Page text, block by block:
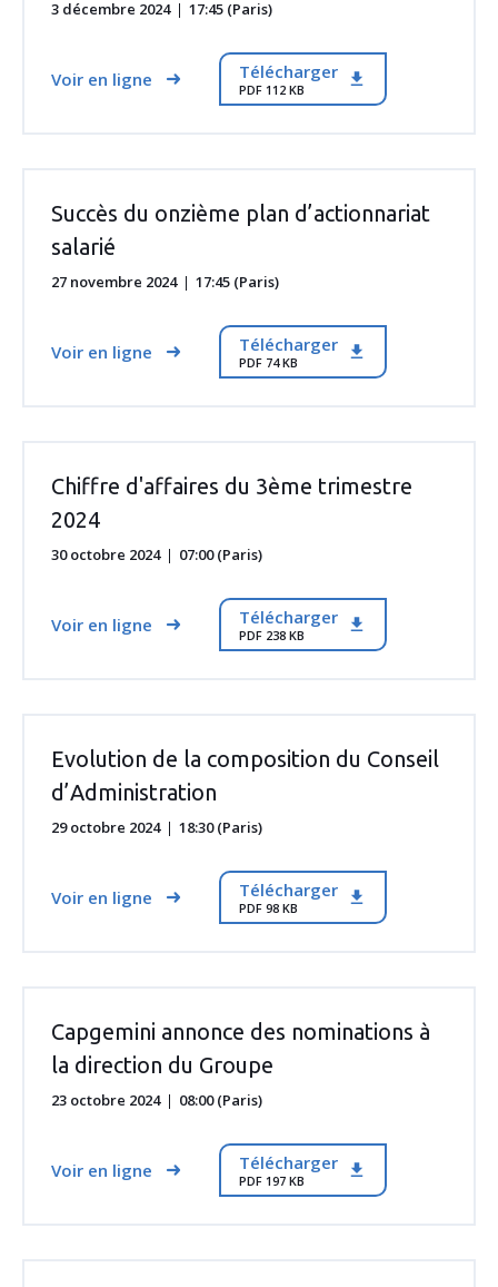
3 décembre 2024 17:45 (Paris)
Voir en ligne Télécharger
PDF 112 KB
Succès du onzième plan d’actionnariat
salarié
27 novembre 2024 17:45 (Paris)
Voir en ligne Télécharger
PDF 74 KB
Chiffre d'affaires du 3ème trimestre
2024
30 octobre 2024 07:00 (Paris)
Voir en ligne Télécharger
PDF 238 KB
Evolution de la composition du Conseil
d’Administration
29 octobre 2024 18:30 (Paris)
Voir en ligne Télécharger
PDF 98 KB
Capgemini annonce des nominations à
la direction du Groupe
23 octobre 2024 08:00 (Paris)
Voir en ligne Télécharger
PDF 197 KB